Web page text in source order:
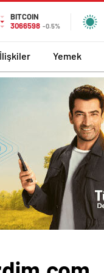
BITCOIN
3066598 -0.5%
İlişkiler Yemek